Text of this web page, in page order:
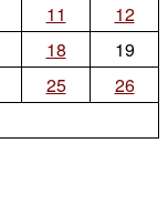
11
12
18
19
25
26